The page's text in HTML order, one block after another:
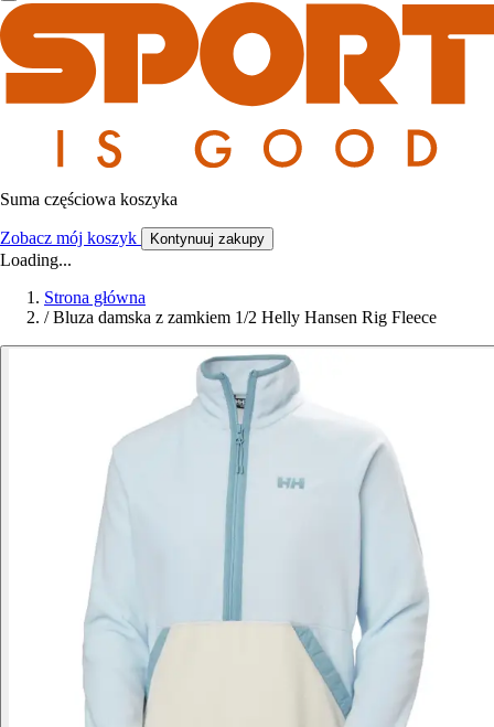
Suma częściowa koszyka
Zobacz mój koszyk Kontynuuj zakupy
Loading...
Strona główna
/ Bluza damska z zamkiem 1/2 Helly Hansen Rig Fleece